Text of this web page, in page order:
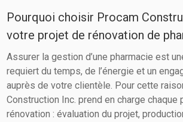
Pourquoi choisir Procam
votre projet de rénovation de
Assurer la gestion d’une pharmacie est
requiert du temps, de l’énergie et un
auprès de votre clientèle. Pour cette
Construction Inc. prend en charge chaque
rénovation : évaluation du projet,